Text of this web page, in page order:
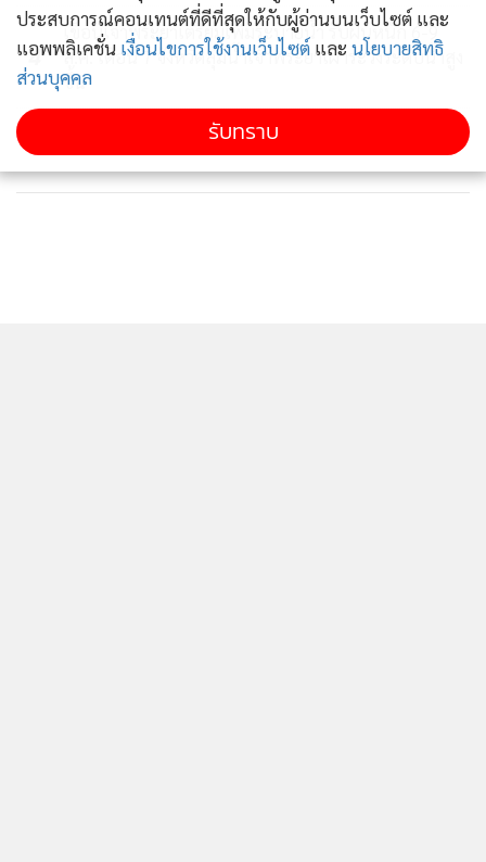
4
เขื่อนเจ้าพระยาเตรียมเพิ่มระบายน้ำ รับฝนหนัก 6-9
ส.ค. เตือน 7 จังหวัดลุ่มน้ำเจ้าพระยาเฝ้าระวังระดับน้ำสูง
ขึ้น
ข่าวอื่นในหมวด
ประสบการณ์คอนเทนต์ที่ดีที่สุดให้กับผู้อ่านบนเว็บไซต์ และ
แอพพลิเคชั่น เงื่อนไขการใช้งานเว็บไซต์ และ นโยบายสิทธิ
ส่วนบุคคล
รับทราบ